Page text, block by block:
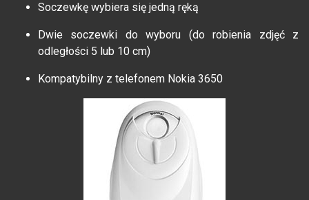
Soczewkę wybiera się jedną ręką
Dwie soczewki do wyboru (do robienia zdjęć z
odległości 5 lub 10 cm)
Kompatybilny z telefonem Nokia 3650